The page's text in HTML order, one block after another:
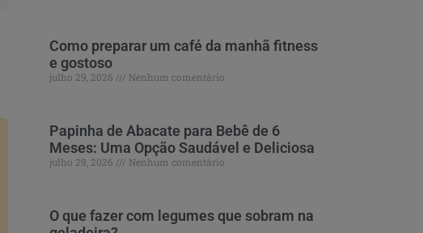
Como preparar um café da manhã fitness
e gostoso
julho 29, 2026 Nenhum comentário
Papinha de Abacate para Bebê de 6
Meses: Uma Opção Saudável e Deliciosa
julho 29, 2026 Nenhum comentário
O que fazer com legumes que sobram na